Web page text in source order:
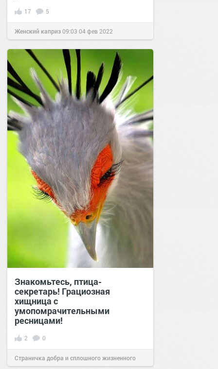
17 5
Женский каприз09:03 04 фев 2022
Знакомьтесь, птица-
секретарь! Грациозная
хищница с
умопомрачительными
ресницами!
2 0
Страничка добра и сплошного жизненного